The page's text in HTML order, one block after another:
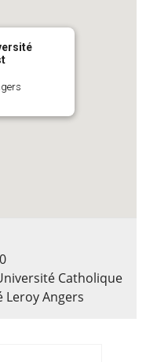
Catholique
Leroy Angers